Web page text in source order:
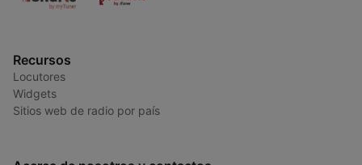
Recursos
Locutores
Widgets
Sitios web de radio por país